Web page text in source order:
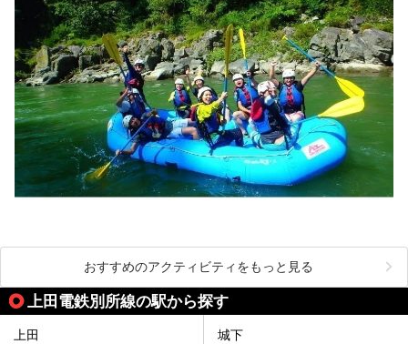
おすすめのアクティビティをもっと見る
上田電鉄別所線の駅から探す
上田 城下